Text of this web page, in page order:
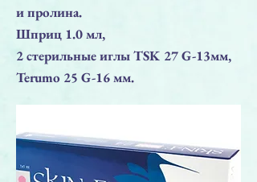
и пролина.
Шприц 1.0 мл,
2 стерильные иглы TSK 27 G-13мм,
Terumo 25 G-16 мм.